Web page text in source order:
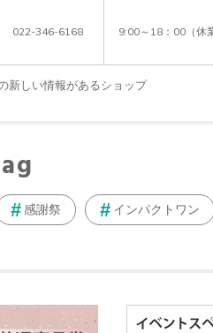
022-346-6168 9:00～18：00（休
新しい情報があるショップ
感謝祭 インパクトワン